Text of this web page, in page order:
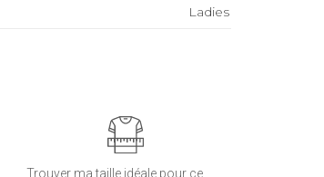
Ladies
Trouver ma taille idéale pour ce